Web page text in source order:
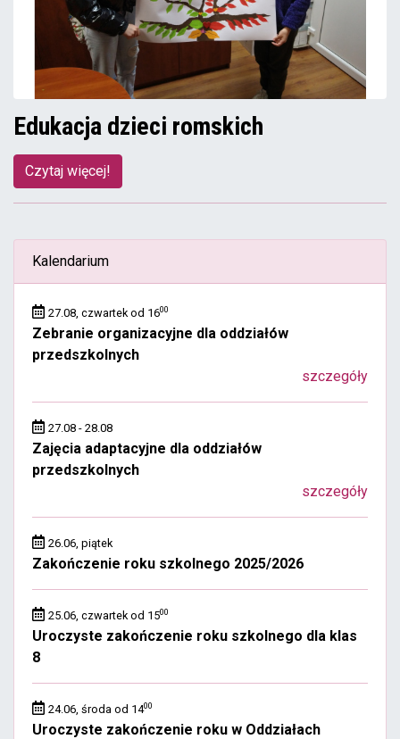
Edukacja dzieci romskich
Czytaj więcej!
Kalendarium
27.08, czwartek od 1600
Zebranie organizacyjne dla oddziałów
przedszkolnych
szczegóły
27.08 - 28.08
Zajęcia adaptacyjne dla oddziałów
przedszkolnych
szczegóły
26.06, piątek
Zakończenie roku szkolnego 2025/2026
25.06, czwartek od 1500
Uroczyste zakończenie roku szkolnego dla klas
8
24.06, środa od 1400
Uroczyste zakończenie roku w Oddziałach